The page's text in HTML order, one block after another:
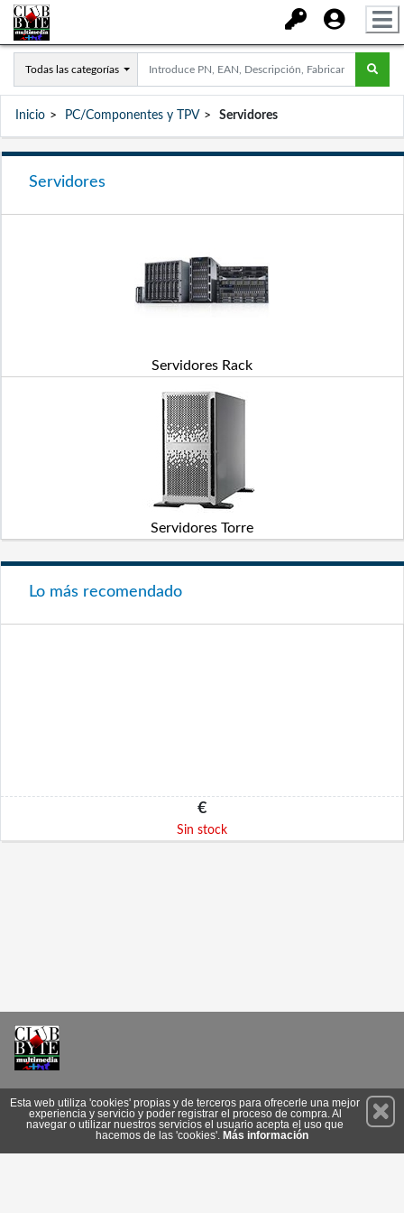
Todas las categorías
Inicio PC/Componentes y TPV Servidores
Servidores
Servidores Rack
Servidores Torre
Lo más recomendado
€
Sin stock
Suscríbete
Esta web utiliza 'cookies' propias y de terceros para ofrecerle una mejor
experiencia y servicio y poder registrar el proceso de compra. Al
navegar o utilizar nuestros servicios el usuario acepta el uso que
hacemos de las 'cookies'. Más información